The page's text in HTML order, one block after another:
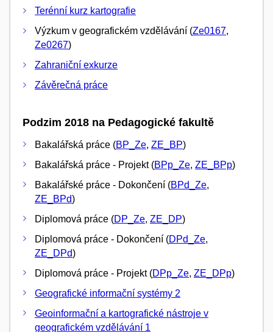
Terénní kurz kartografie
Výzkum v geografickém vzdělávání (Ze0167,
Ze0267)
Zahraniční exkurze
Závěrečná práce
Podzim 2018 na Pedagogické fakultě
Bakalářská práce (BP_Ze, ZE_BP)
Bakalářská práce - Projekt (BPp_Ze, ZE_BPp)
Bakalářské práce - Dokončení (BPd_Ze,
ZE_BPd)
Diplomová práce (DP_Ze, ZE_DP)
Diplomová práce - Dokončení (DPd_Ze,
ZE_DPd)
Diplomová práce - Projekt (DPp_Ze, ZE_DPp)
Geografické informační systémy 2
Geoinformační a kartografické nástroje v
geografickém vzdělávání 1